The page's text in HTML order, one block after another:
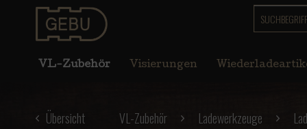
VL-Zubehör Visierungen
Übersicht VL-Zubehör Ladewerkzeuge